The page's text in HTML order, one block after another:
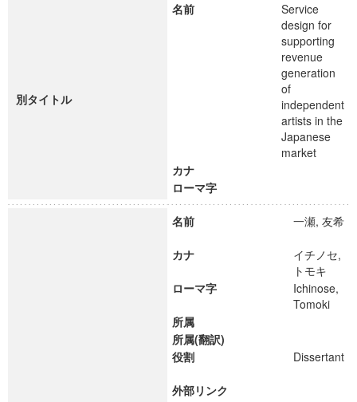
別タイトル
名前
Service
design for
supporting
revenue
generation
of
independent
artists in the
Japanese
market
カナ
ローマ字
名前 一瀬, 友希
カナ
イチノセ,
トモキ
ローマ字
Ichinose,
Tomoki
所属
所属(翻訳)
役割
Dissertant
外部リンク